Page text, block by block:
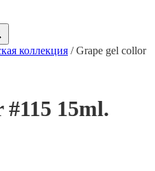
коллекция / Grape gel collor
15ml.